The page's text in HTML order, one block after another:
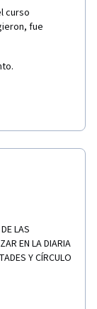
curso
fue
LAS
EN LA DIARIA
Y CÍRCULO